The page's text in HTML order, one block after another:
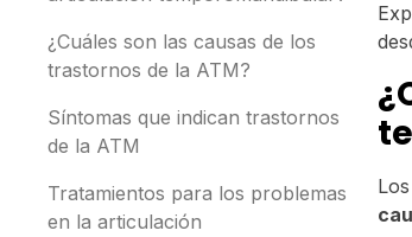
¿Cuáles son las causas de los
trastornos de la ATM?
Síntomas que indican trastornos
de la ATM
Tratamientos para los problemas
en la articulación